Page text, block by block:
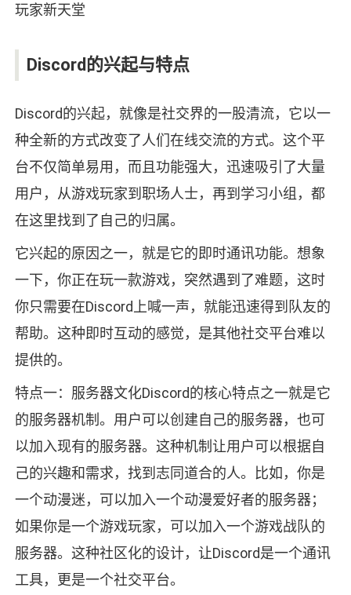
Discord的兴起与特点
Discord的兴起，就像是社交界的一股清流，它以一
种全新的方式改变了人们在线交流的方式。这个平
台不仅简单易用，而且功能强大，迅速吸引了大量
用户，从游戏玩家到职场人士，再到学习小组，都
在这里找到了自己的归属。
它兴起的原因之一，就是它的即时通讯功能。想象
一下，你正在玩一款游戏，突然遇到了难题，这时
你只需要在Discord上喊一声，就能迅速得到队友的
帮助。这种即时互动的感觉，是其他社交平台难以
提供的。
特点一：服务器文化Discord的核心特点之一就是它
的服务器机制。用户可以创建自己的服务器，也可
以加入现有的服务器。这种机制让用户可以根据自
己的兴趣和需求，找到志同道合的人。比如，你是
一个动漫迷，可以加入一个动漫爱好者的服务器；
如果你是一个游戏玩家，可以加入一个游戏战队的
服务器。这种社区化的设计，让Discord是一个通讯
工具，更是一个社交平台。